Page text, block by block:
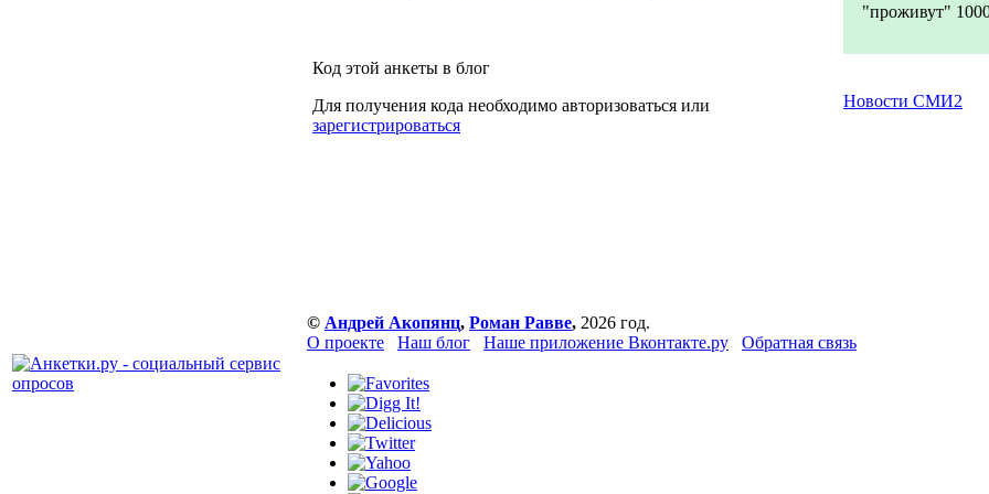
Код этой анкеты в блог
Для получения кода необходимо авторизоваться или
зарегистрироваться
"проживут"
Новости СМИ2
© Андрей Акопянц, Роман Равве, 2026 год.
О проекте
Наш блог Наше приложение Вконтакте.ру Обратная связь